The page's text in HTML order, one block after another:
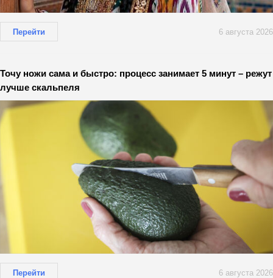
Перейти 6 августа 2026
Точу ножи сама и быстро: процесс занимает 5 минут – режут
лучше скальпеля
Перейти 6 августа 2026